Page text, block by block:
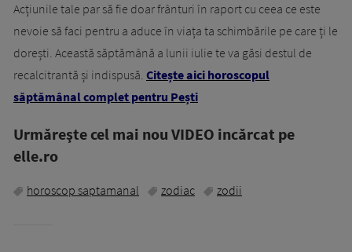
Acțiunile tale par să fie doar frânturi în raport cu ceea ce este
nevoie să faci pentru a aduce în viața ta schimbările pe care ți le
dorești. Această săptămână a lunii iulie te va găsi destul de
recalcitrantă și indispusă. Citește aici horoscopul
săptămânal complet pentru Pești
Urmăreşte cel mai nou VIDEO incărcat pe
elle.ro
horoscop saptamanal zodiac zodii